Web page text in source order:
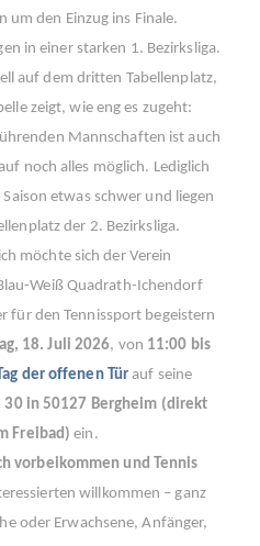
um den Einzug ins Finale.
in einer starken 1. Bezirksliga.
auf dem dritten Tabellenplatz,
zeigt, wie eng es zugeht:
Mannschaften ist auch
noch alles möglich. Lediglich
etwas schwer und liegen
der 2. Bezirksliga.
möchte sich der Verein
Weiß Quadrath-Ichendorf
für den Tennissport begeistern
18. Juli 2026, von 11:00 bis
der offenen Tür auf seine
30 in 50127 Bergheim (direkt
Freibad) ein.
vorbeikommen und Tennis
willkommen – ganz
oder Erwachsene, Anfänger,